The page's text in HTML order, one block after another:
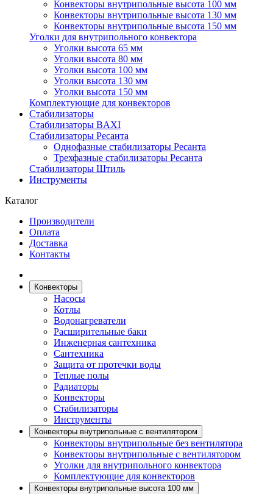
Конвекторы внутрипольные высота 100 мм
Конвекторы внутрипольные высота 130 мм
Конвекторы внутрипольные высота 150 мм
Уголки для внутрипольного конвектора
Уголки высота 65 мм
Уголки высота 80 мм
Уголки высота 100 мм
Уголки высота 130 мм
Уголки высота 150 мм
Комплектующие для конвекторов
Стабилизаторы
Стабилизаторы BAXI
Стабилизаторы Ресанта
Однофазные стабилизаторы Ресанта
Трехфазные стабилизаторы Ресанта
Стабилизаторы Штиль
Инструменты
Каталог
Производители
Оплата
Доставка
Контакты
Конвекторы
Насосы
Котлы
Водонагреватели
Расширительные баки
Инженерная сантехника
Сантехника
Защита от протечки воды
Теплые полы
Радиаторы
Конвекторы
Стабилизаторы
Инструменты
Конвекторы внутрипольные с вентилятором
Конвекторы внутрипольные без вентилятора
Конвекторы внутрипольные с вентилятором
Уголки для внутрипольного конвектора
Комплектующие для конвекторов
Конвекторы внутрипольные высота 100 мм